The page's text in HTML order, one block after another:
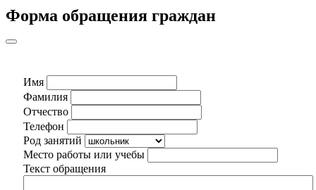
Форма обращения граждан
Имя
Фамилия
Отчество
Телефон
Род занятий
Место работы или учебы
Текст обращения